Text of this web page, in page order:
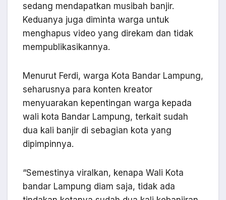
sedang mendapatkan musibah banjir.
Keduanya juga diminta warga untuk
menghapus video yang direkam dan tidak
mempublikasikannya.
Menurut Ferdi, warga Kota Bandar Lampung,
seharusnya para konten kreator
menyuarakan kepentingan warga kepada
wali kota Bandar Lampung, terkait sudah
dua kali banjir di sebagian kota yang
dipimpinnya.
“Semestinya viralkan, kenapa Wali Kota
bandar Lampung diam saja, tidak ada